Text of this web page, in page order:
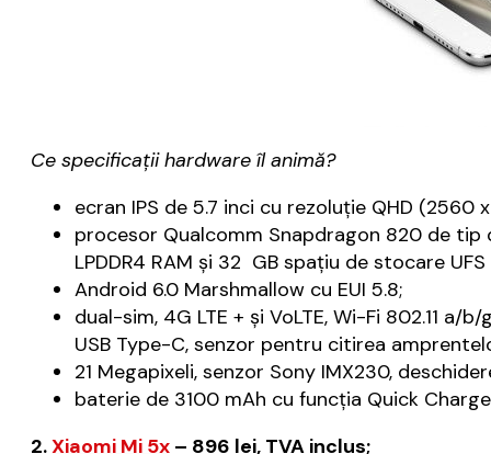
Ce specificații hardware îl animă?
ecran IPS de 5.7 inci cu rezoluție QHD (2560
procesor Qualcomm Snapdragon 820 de
LPDDR4 RAM și 32 GB spațiu de stocare UFS
Android 6.0 Marshmallow cu EUI 5.8;
dual-sim, 4G LTE + şi VoLTE, Wi-Fi 802.11 a/
USB Type-C, senzor pentru citirea
21 Megapixeli, senzor Sony IMX230,
baterie de 3100 mAh cu funcţia Quick
2.Xiaomi Mi 5x – 896 lei, TVA inclus;